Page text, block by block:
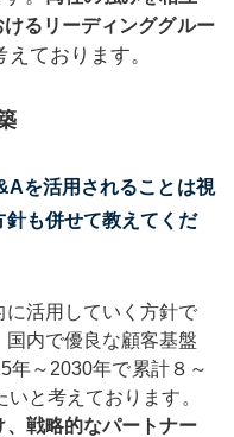
るリーディンググルー
えております。
を活用されることは視
も併せて教えてくだ
活用していく方針で
内で優良な顧客基盤
年～2030年で累計８～
と考えております。
戦略的なパートナー